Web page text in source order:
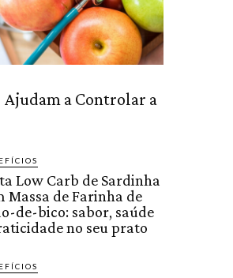
a Controlar a
Low Carb de Sardinha
Massa de Farinha de
de-bico: sabor, saúde
no seu prato